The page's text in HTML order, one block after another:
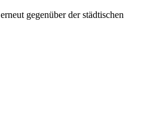
gegenüber der städtischen